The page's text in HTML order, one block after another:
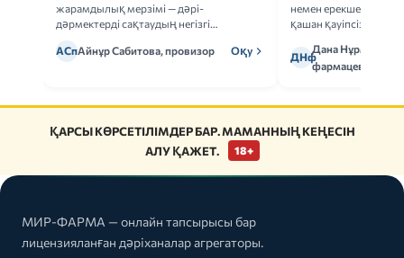
жарамдылық мерзімі — дәрі-
дәрмектерді сақтаудың негізгі
АСпАйнұр Сабитова, провизор Оқу
немен ерекшеленеді
қашан қауіпсіз.
ДНф
Дана
фармацевт
ҚАРСЫ КӨРСЕТІЛІМДЕР БАР. МАМАННЫҢ КЕҢЕСІН
АЛУ ҚАЖЕТ.
18+
МИР-ФАРМА — онлайн тапсырысы бар
лицензияланған дәріханалар агрегаторы.